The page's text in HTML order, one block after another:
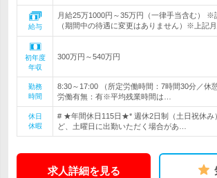
給与
月給25万1000円～35万円（一律手当含む） ※
（期間中の待遇に変更はありません）※上記
初年度
年収
300万円～540万円
勤務
時間
8:30～17:00 （所定労働時間：7時間30分／休
労働有無：有※平均残業時間は…
休日
休暇
# ★年間休日115日★* 週休2日制（土日祝休み
ど、土曜日に出勤いただく場合があ…
求人詳細を見る